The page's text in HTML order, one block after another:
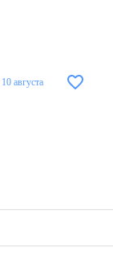
10 августа